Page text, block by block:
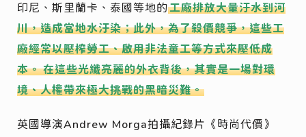
印尼、斯里蘭卡、泰國等地的工廠排放大量汙水到河
川，造成當地水汙染；此外，為了殺價競爭，這些工
廠經常以壓榨勞工、啟用非法童工等方式來壓低成
本。 在這些光纖亮麗的外衣背後，其實是一場對環
境、人權帶來極大挑戰的黑暗災難。
英國導演Andrew Morga拍攝紀錄片《時尚代價》